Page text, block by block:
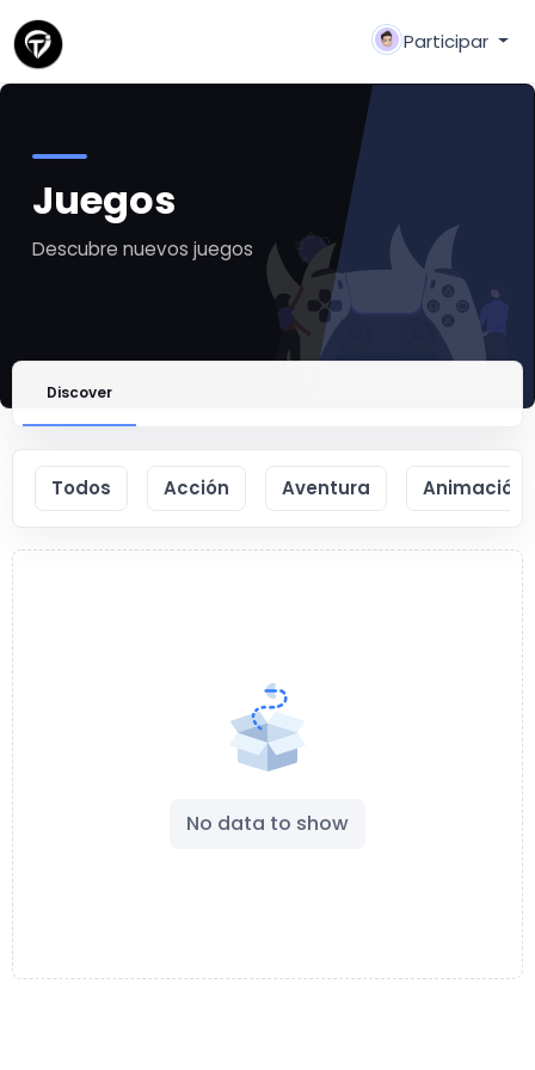
Participar
Juegos
Descubre nuevos juegos
Discover
Todos Acción Aventura Animación
No data to show